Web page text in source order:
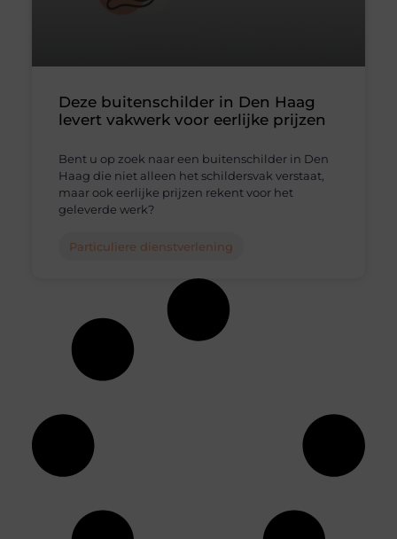
Deze buitenschilder in Den Haag
levert vakwerk voor eerlijke prijzen
Bent u op zoek naar een buitenschilder in Den
Haag die niet alleen het schildersvak verstaat,
maar ook eerlijke prijzen rekent voor het
geleverde werk?
Particuliere dienstverlening